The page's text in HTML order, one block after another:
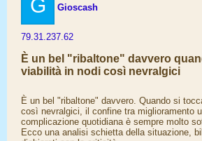
G Gioscash
79.31.237.62
È un bel "ribaltone" davvero
viabilità in nodi così nevralgici
È un bel "ribaltone" davvero. Quando si
così nevralgici, il confine tra miglioramento
complicazione quotidiana è sempre molto
​Ecco una analisi schietta della situazione,